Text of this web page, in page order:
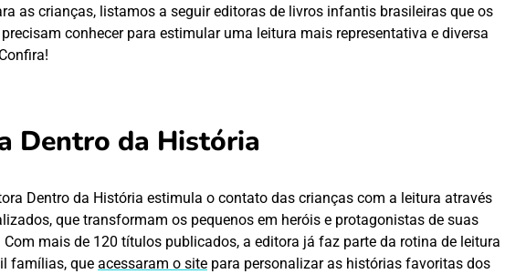
as crianças, listamos a seguir editoras de livros infantis brasileiras que os
conhecer para estimular uma leitura mais representativa e diversa
Dentro da História
Dentro da História estimula o contato das crianças com a leitura através
que transformam os pequenos em heróis e protagonistas de suas
mais de 120 títulos publicados, a editora já faz parte da rotina de leitura
famílias, que acessaram o site para personalizar as histórias favoritas dos